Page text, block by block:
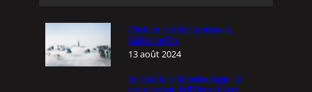
L’histoire derrière la vision de
Guillaume Roy
13 août 2024
Le pouvoir de la technologie : Le